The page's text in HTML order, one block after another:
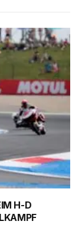
H-D